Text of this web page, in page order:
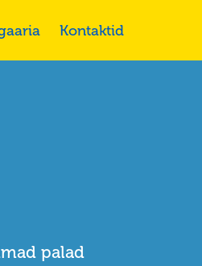
Kontaktid
palad